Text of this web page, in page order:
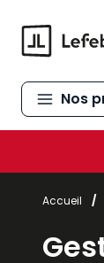
Nos
Accueil /